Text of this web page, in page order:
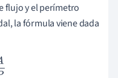
flujo y el perímetro
la fórmula viene dada